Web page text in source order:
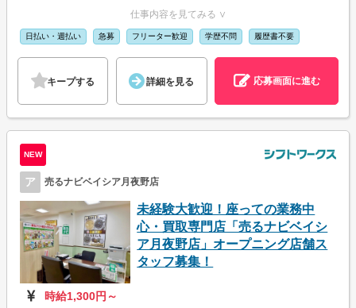
仕事内容を見てみる ∨
日払い・週払い 急募 フリーター歓迎 学歴不問 履歴書不要
キープする 詳細を見る 応募画面に進む
NEW
ア 売るナビベイシア月夜野店
未経験大歓迎！座っての業務中
心・買取専門店「売るナビベイシ
ア月夜野店」オープニング店舗ス
タッフ募集！
時給1,300円～